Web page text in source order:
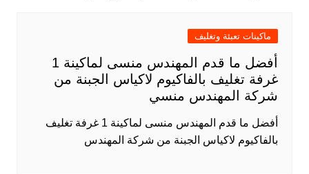
ماكينات تعبئة وتغليف
أفضل ما قدم المهندس منسى لماكينة 1
غرفة تغليف بالفاكيوم لاكياس الجبنة من
شركة المهندس منسي
أفضل ما قدم المهندس منسى لماكينة 1 غرفة تغليف
بالفاكيوم لاكياس الجبنة من شركة المهندس